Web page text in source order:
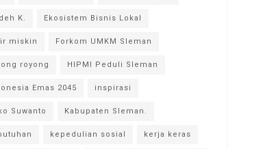
K. Ekosistem Bisnis Lokal
miskin Forkom UMKM Sleman
royong HIPMI Peduli Sleman
Emas 2045 inspirasi
Suwanto Kabupaten Sleman.
kepedulian sosial kerja keras